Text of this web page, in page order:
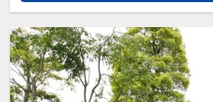
31日
インターネットコース番号：
17188363